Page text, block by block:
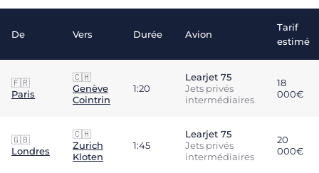
De Vers Durée Avion
Tarif
estimé
🇫🇷
Paris
🇨🇭
Genève
Cointrin
1:20
Learjet 75
Jets privés
intermédiaires
18
000€
🇬🇧
Londres
🇨🇭
Zurich
Kloten
1:45
Learjet 75
Jets privés
intermédiaires
20
000€